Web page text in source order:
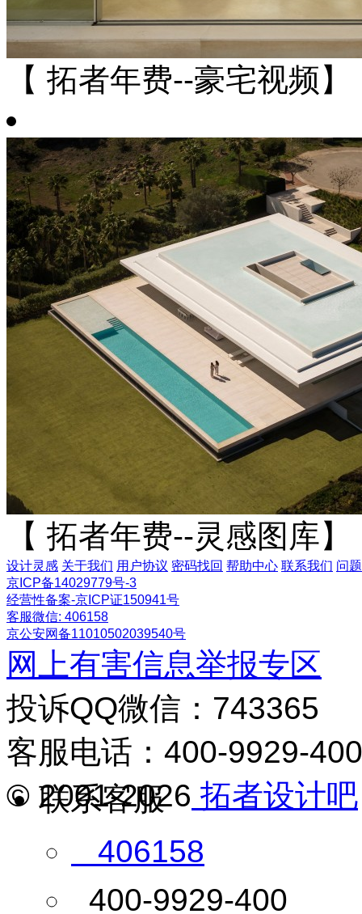
【 拓者年费--豪宅视频】
【 拓者年费--灵感图库】
设计灵感 关于我们 用户协议 密码找回 帮助中心 联系我们 问
京ICP备14029779号-3
经营性备案-京ICP证150941号
客服微信: 406158
京公安网备11010502039540号
网上有害信息举报专区
投诉QQ微信：743365
客服电话：400-9929-400
© 2001-2026 拓者设计吧
联系客服
406158
400-9929-400